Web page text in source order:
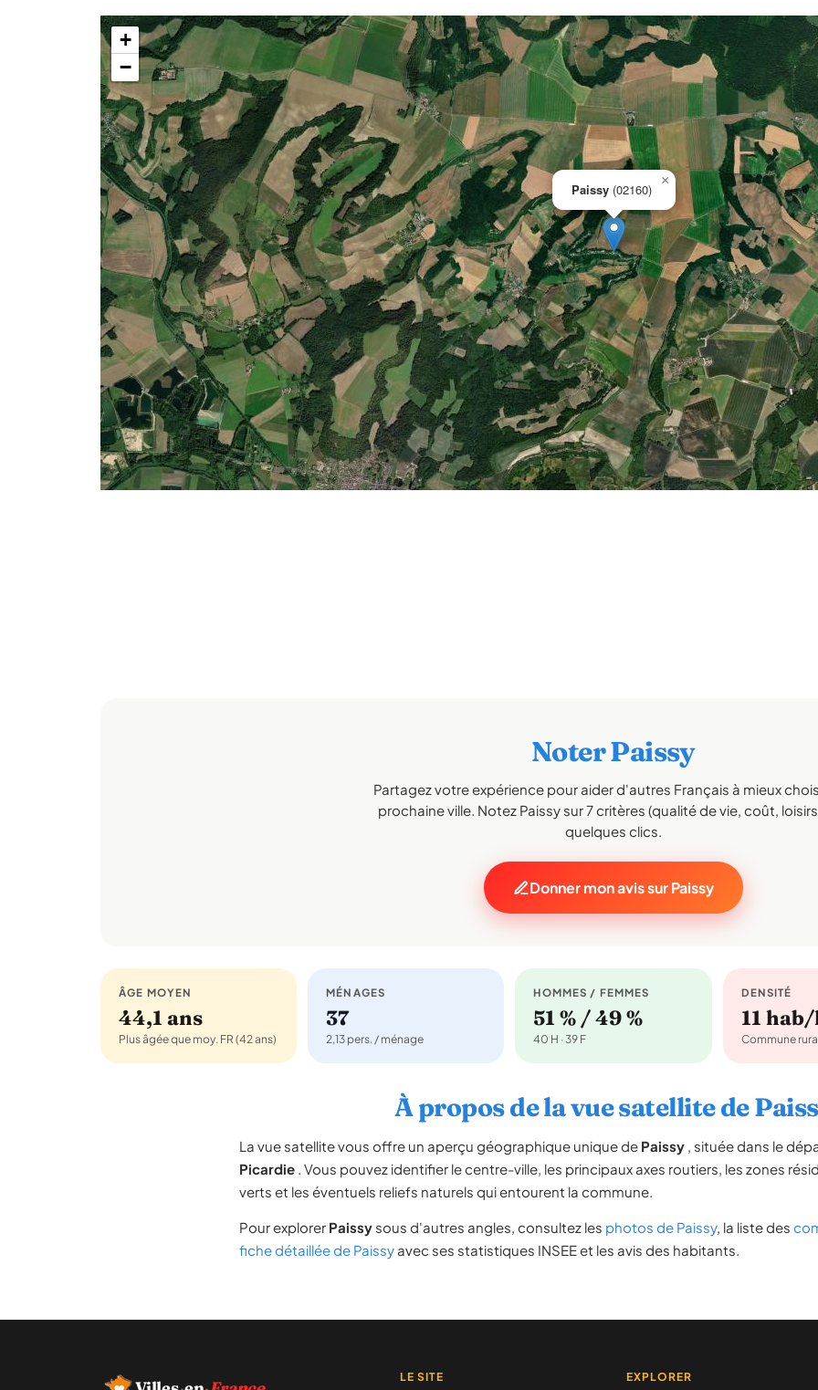
Paissy (02160)
×
+
−
Noter Paissy
Partagez votre expérience pour aider d'autres Français à mieux
prochaine ville. Notez Paissy sur 7 critères (qualité de vie, coût,
quelques clics.
Donner mon avis sur Paissy
ÂGE MOYEN
44,1 ans
Plus âgée que moy. FR (42 ans)
MÉNAGES
37
2,13 pers. / ménage
HOMMES / FEMMES
51 % / 49 %
40 H · 39 F
DENSITÉ
11
Commune
À propos de la vue satellite de
La vue satellite vous offre un aperçu géographique unique de Paissy , située dans le
Picardie . Vous pouvez identifier le centre-ville, les principaux axes routiers, les zones
verts et les éventuels reliefs naturels qui entourent la commune.
Pour explorer Paissy sous d'autres angles, consultez les photos de Paissy, la liste des
fiche détaillée de Paissy avec ses statistiques INSEE et les avis des habitants.
LE SITE EXPLORER